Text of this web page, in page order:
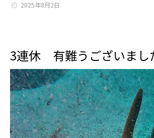
2025年8月2日
3連休 有難うございまし